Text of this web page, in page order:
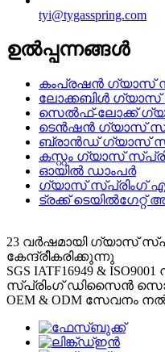
tyi@tygasspring.com
ഉൽപ്പന്നങ്ങൾ
കംപ്രഷൻ ഗ്യാസ്
ലോക്കബിൾ ഗ്യാസ്
സെൽഫ്-ലോക്ക്
ടെൻഷൻ ഗ്യാസ്
ബ്രാൻഡ് ഗ്യാസ്
കസ്റ്റം ഗ്യാസ്
ഓയിൽ ഡാംപർ
ഗ്യാസ് സ്പ്രിംഗ്
ട്രക്ക് ടെയിൽഗേറ്റ്
23 വർഷമായി ഗ്യാസ്
കേന്ദ്രീകരിക്കുന്നു
SGS IATF16949 &
സ്പ്രിംഗ് ഡിസൈൻ
OEM & ODM സേവനം